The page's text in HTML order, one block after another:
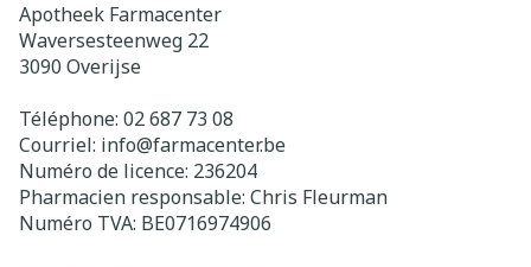
Apotheek Farmacenter
Waversesteenweg 22
3090 Overijse
Téléphone: 02 687 73 08
Courriel: info@farmacenter.be
Numéro de licence: 236204
Pharmacien responsable: Chris Fleurman
Numéro TVA: BE0716974906